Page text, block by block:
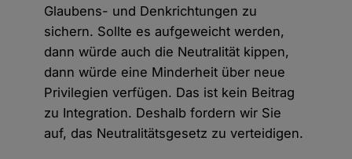
Glaubens- und Denkrichtungen zu
sichern. Sollte es aufgeweicht werden,
dann würde auch die Neutralität kippen,
dann würde eine Minderheit über neue
Privilegien verfügen. Das ist kein Beitrag
zu Integration. Deshalb fordern wir Sie
auf, das Neutralitätsgesetz zu verteidigen.